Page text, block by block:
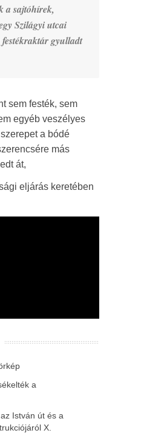
a sajtóhírek,
Szilágyi utcai
festékraktár gyulladt
sem festék, sem
egyéb veszélyes
a bódé
más
át,
eljárás keretében
a
István út és a
X.